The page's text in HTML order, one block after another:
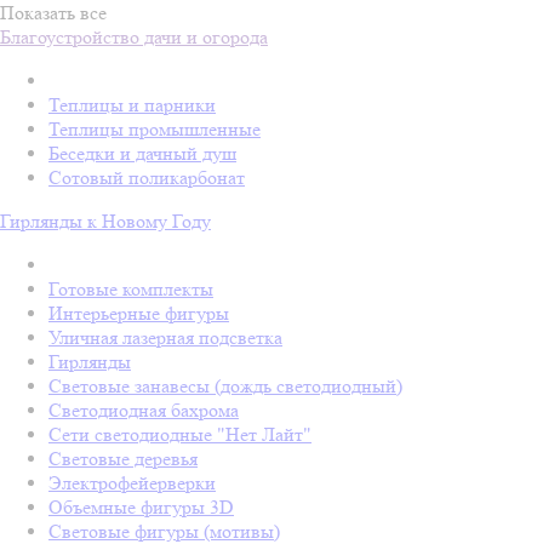
Показать все
Благоустройство дачи и огорода
Теплицы и парники
Теплицы промышленные
Беседки и дачный душ
Сотовый поликарбонат
Гирлянды к Новому Году
Готовые комплекты
Интерьерные фигуры
Уличная лазерная подсветка
Гирлянды
Световые занавесы (дождь светодиодный)
Светодиодная бахрома
Сети светодиодные "Нет Лайт"
Световые деревья
Электрофейерверки
Объемные фигуры 3D
Световые фигуры (мотивы)